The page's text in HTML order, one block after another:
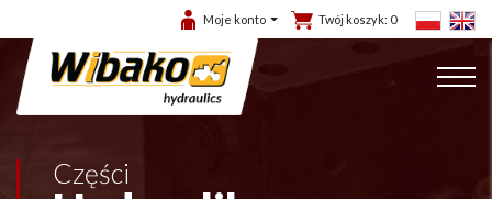
Moje konto Twój koszyk: 0
Części